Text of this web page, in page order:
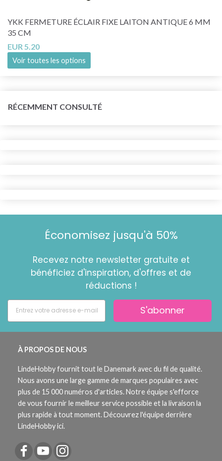
YKK FERMETURE ÉCLAIR FIXE LAITON ANTIQUE 6 MM
35 CM
EUR 5.20
Voir toutes les options
RÉCEMMENT CONSULTÉ
Économisez jusqu'à 50%
Recevez notre newsletter gratuite et
bénéficiez d'inspiration, d'offres et de
réductions !
S'abonner
À PROPOS DE NOUS
LindeHobby fournit tout le Danemark avec du fil de qualité.
Nous avons une large gamme de marques populaires avec
plus de 15 000 numéros d'articles. Notre équipe s'efforce
de vous fournir le meilleur service possible et la livraison la
plus rapide à tout moment. Découvrez l'équipe derrière
LindeHobby ici.